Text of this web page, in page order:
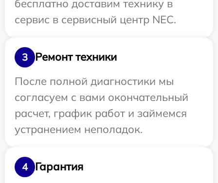
бесплатно доставим технику в
сервис в сервисный центр NEC.
3
Ремонт техники
После полной диагностики мы
согласуем с вами окончательный
расчет, график работ и займемся
устранением неполадок.
4
Гарантия